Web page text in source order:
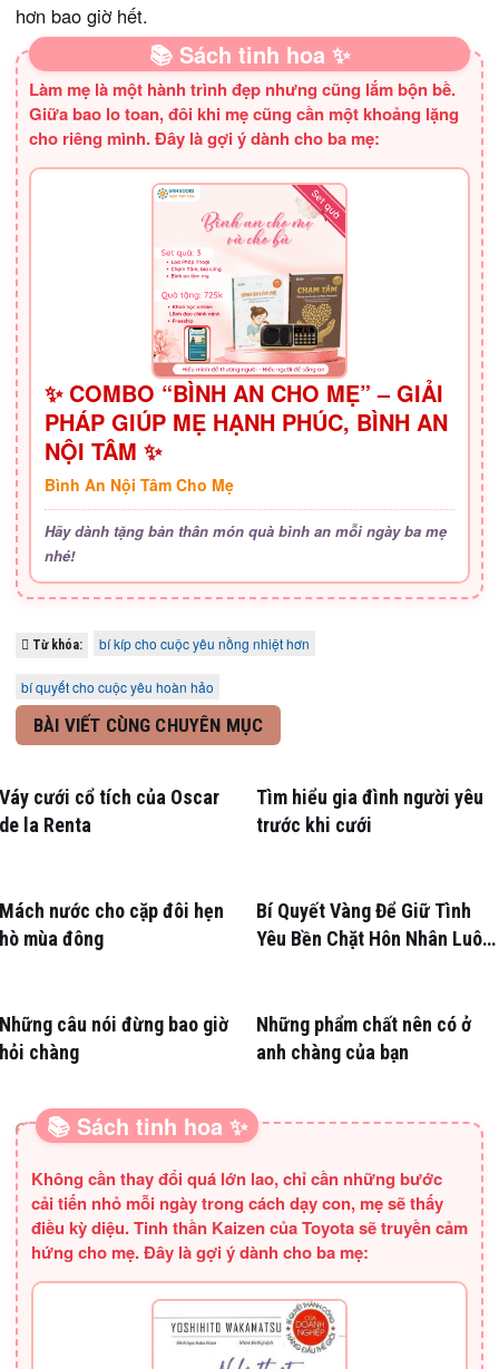
hơn bao giờ hết.
📚 Sách tinh hoa ✨
Làm mẹ là một hành trình đẹp nhưng cũng lắm bộn bề.
Giữa bao lo toan, đôi khi mẹ cũng cần một khoảng lặng
cho riêng mình. Đây là gợi ý dành cho ba mẹ:
✨ COMBO “BÌNH AN CHO MẸ” – GIẢI
PHÁP GIÚP MẸ HẠNH PHÚC, BÌNH AN
NỘI TÂM ✨
Bình An Nội Tâm Cho Mẹ
Hãy dành tặng bản thân món quà bình an mỗi ngày ba mẹ
nhé!
Từ khóa: bí kíp cho cuộc yêu nồng nhiệt hơn
bí quyết cho cuộc yêu hoàn hảo
BÀI VIẾT CÙNG CHUYÊN MỤC
Váy cưới cổ tích của Oscar
de la Renta
Tìm hiểu gia đình người yêu
trước khi cưới
Mách nước cho cặp đôi hẹn
hò mùa đông
Bí Quyết Vàng Để Giữ Tình
Yêu Bền Chặt Hôn Nhân Luôn
Những câu nói đừng bao giờ
hỏi chàng
Những phẩm chất nên có ở
anh chàng của bạn
SÁCH HAY CHO BA MẸ
📚 Sách tinh hoa ✨
Không cần thay đổi quá lớn lao, chỉ cần những bước
cải tiến nhỏ mỗi ngày trong cách dạy con, mẹ sẽ thấy
điều kỳ diệu. Tinh thần Kaizen của Toyota sẽ truyền cảm
hứng cho mẹ. Đây là gợi ý dành cho ba mẹ: